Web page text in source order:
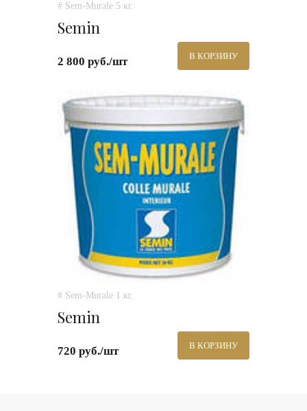
# Sem-Murale 5 кг.
Semin
2 800 руб./шт В КОРЗИНУ
# Sem-Murale 1 кг.
Semin
720 руб./шт В КОРЗИНУ